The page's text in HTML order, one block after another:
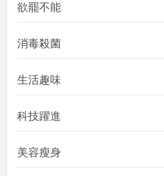
欲罷不能
消毒殺菌
生活趣味
科技躍進
美容瘦身